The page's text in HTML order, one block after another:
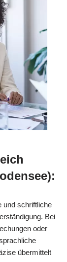
und schriftliche
Bei
oder
übermittelt